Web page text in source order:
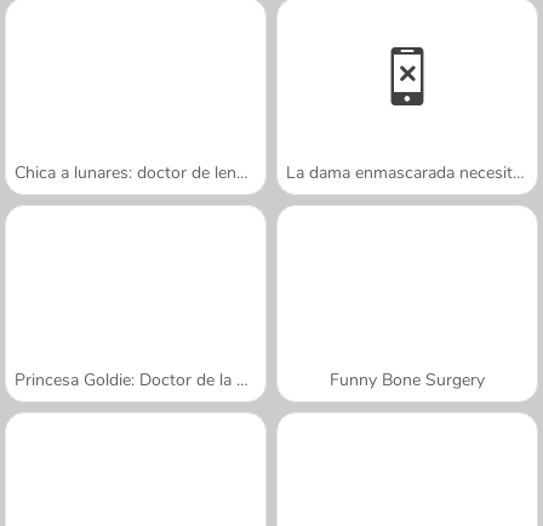
Chica a lunares: doctor de lenguas La dama enmascarada necesita ayuda
Princesa Goldie: Doctor de la piel Funny Bone Surgery